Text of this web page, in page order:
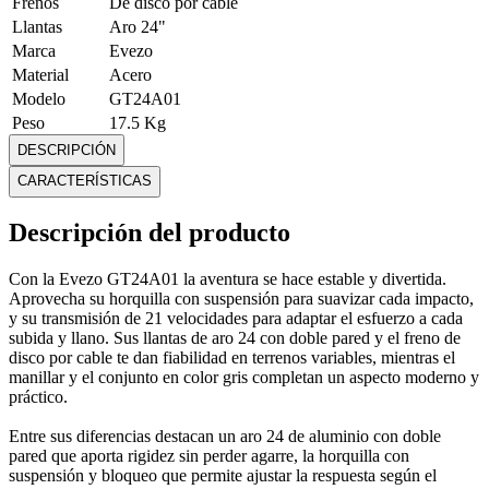
Llantas
Aro 24"
Marca
Evezo
Material
Acero
Modelo
GT24A01
Peso
17.5 Kg
Timón
Acero
Mostrar más
DESCRIPCIÓN
CARACTERÍSTICAS
Descripción del producto
Con la Evezo GT24A01 la aventura se hace estable y divertida.
Aprovecha su horquilla con suspensión para suavizar cada impacto,
y su transmisión de 21 velocidades para adaptar el esfuerzo a cada
subida y llano. Sus llantas de aro 24 con doble pared y el freno de
disco por cable te dan fiabilidad en terrenos variables, mientras el
manillar y el conjunto en color gris completan un aspecto moderno y
práctico.
Entre sus diferencias destacan un aro 24 de aluminio con doble
pared que aporta rigidez sin perder agarre, la horquilla con
suspensión y bloqueo que permite ajustar la respuesta según el